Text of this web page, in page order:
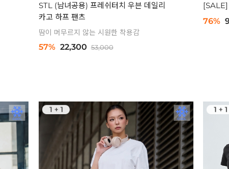
STL (남녀공용) 프레쉬터치 우븐 데일리
카고 하프 팬츠
땀이 머무르지 않는 시원한 착용감
57% 22,300 53,000
[SALE]
76%